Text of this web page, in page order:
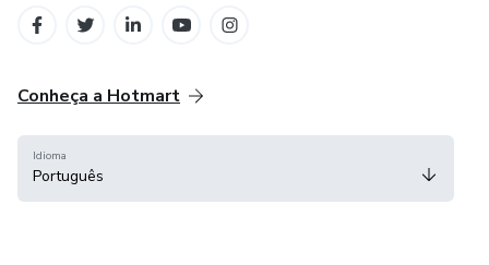
Conheça a Hotmart
Idioma
Português